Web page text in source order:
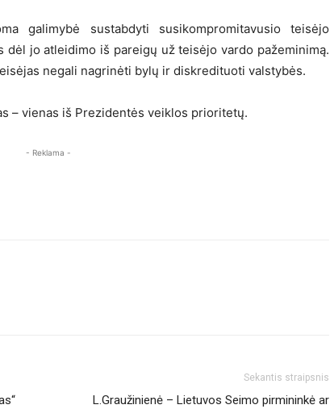
galimybė sustabdyti susikompromitavusio teisėjo
dėl jo atleidimo iš pareigų už teisėjo vardo pažeminimą.
negali nagrinėti bylų ir diskredituoti valstybės.
– vienas iš Prezidentės veiklos prioritetų.
- Reklama -
Sekantis straipsnis
L.Graužinienė – Lietuvos Seimo pirmininkė ar